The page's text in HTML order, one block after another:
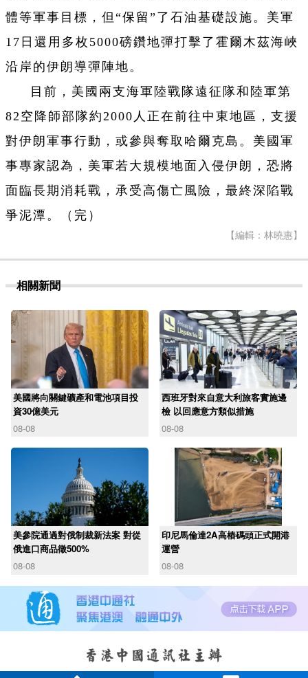
體等軍事目標，但“保留”了石油基礎設施。美軍
17日還用多枚5000磅鑽地彈打擊了霍爾木茲海峽
沿岸的伊朗導彈陣地。
目前，美國兩支海軍陸戰隊遠征隊和陸軍第
82空降師部隊約2000人正在前往中東地區，支援
對伊朗軍事行動，或參與奪取哈爾克島。美國軍
事專家認為，美軍若大規模地面入侵伊朗，恐將
面臨長期消耗戰，承受高傷亡風險，最終深陷戰
爭泥潭。（完）
【編輯：林曉惠】
相關新聞
美國將向關鍵礦產和電池項目投
資30億美元
08-08
西班牙對來自意大利旅客實施邊
檢 以回應意方類似措施
08-08
美參院通過對俄制裁新法案 對從
俄進口商品徵500%
08-08
印尼馬倫達2A高樁碼頭正式開港
運營
08-08